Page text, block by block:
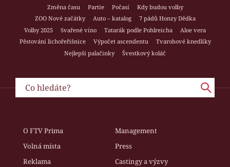
Změna času
Partie Počasí
Kdy budou volby
ZOO Nové začátky
Auto – katalog
7 pádů Honzy Dědka
Volby 2025
Svařené víno Tatarák podle Pohlreicha
Aloe vera
Pěstování lichořeřišnice
Výpočet ascendentu
Tvarohové knedlíky
Nejlepší palačinky
Švestkový koláč
O FTV Prima
Management
Volná místa
Press
Reklama
Castingy a výzvy